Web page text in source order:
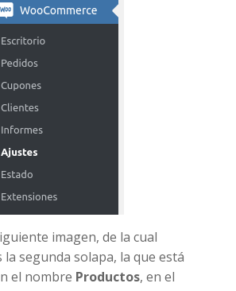
imagen, de la cual
la segunda solapa, la que está
el nombre Productos, en el